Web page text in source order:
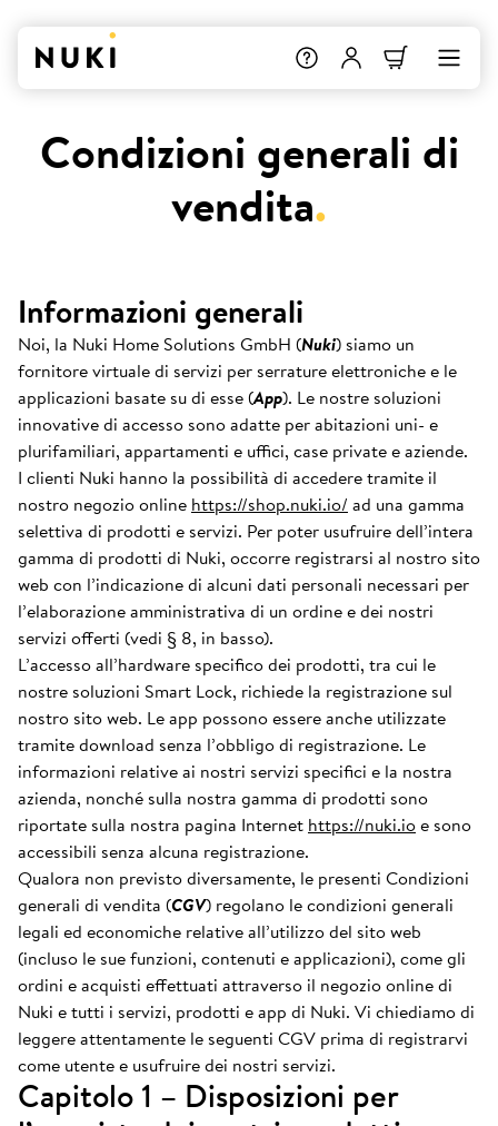
Condizioni generali di
vendita.
Informazioni generali
Noi, la Nuki Home Solutions GmbH (Nuki) siamo un
fornitore virtuale di servizi per serrature elettroniche e le
applicazioni basate su di esse (App). Le nostre soluzioni
innovative di accesso sono adatte per abitazioni uni- e
plurifamiliari, appartamenti e uffici, case private e aziende.
I clienti Nuki hanno la possibilità di accedere tramite il
nostro negozio online https://shop.nuki.io/ ad una gamma
selettiva di prodotti e servizi. Per poter usufruire dell’intera
gamma di prodotti di Nuki, occorre registrarsi al nostro sito
web con l’indicazione di alcuni dati personali necessari per
l’elaborazione amministrativa di un ordine e dei nostri
servizi offerti (vedi § 8, in basso).
L’accesso all’hardware specifico dei prodotti, tra cui le
nostre soluzioni Smart Lock, richiede la registrazione sul
nostro sito web. Le app possono essere anche utilizzate
tramite download senza l’obbligo di registrazione. Le
informazioni relative ai nostri servizi specifici e la nostra
azienda, nonché sulla nostra gamma di prodotti sono
riportate sulla nostra pagina Internet https://nuki.ioe sono
accessibili senza alcuna registrazione.
Qualora non previsto diversamente, le presenti Condizioni
generali di vendita (CGV) regolano le condizioni generali
legali ed economiche relative all’utilizzo del sito web
(incluso le sue funzioni, contenuti e applicazioni), come gli
ordini e acquisti effettuati attraverso il negozio online di
Nuki e tutti i servizi, prodotti e app di Nuki. Vi chiediamo di
leggere attentamente le seguenti CGV prima di registrarvi
come utente e usufruire dei nostri servizi.
Capitolo 1 – Disposizioni per